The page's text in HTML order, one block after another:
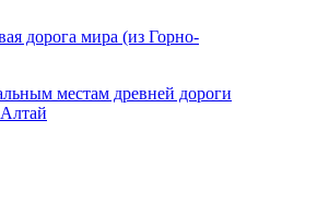
дорога мира (из Горно-
местам древней дороги